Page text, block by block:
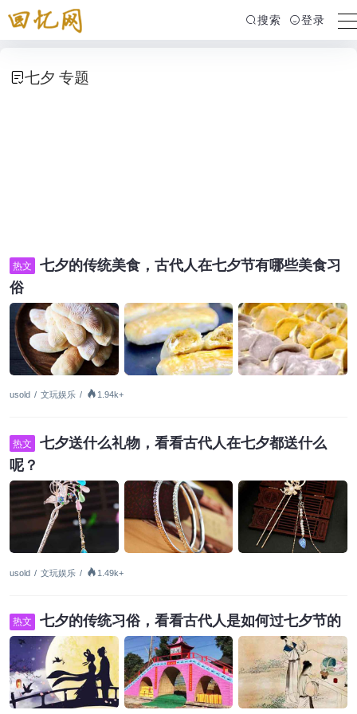
搜索 登录
七夕 专题
热文
七夕的传统美食，古代人在七夕节有哪些美食习
俗
usold / 文玩娱乐 / 1.94k+
热文
七夕送什么礼物，看看古代人在七夕都送什么
呢？
usold / 文玩娱乐 / 1.49k+
热文 七夕的传统习俗，看看古代人是如何过七夕节的